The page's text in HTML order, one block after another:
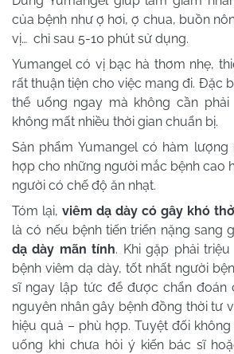
của bệnh như ợ hơi, ợ chua, buồn
vị… chỉ sau 5-10 phút sử dụng.
Yumangel có vị bạc hà thơm nhẹ,
rất thuận tiện cho việc mang đi. Đặc
thể uống ngay mà không cần
không mất nhiều thời gian chuẩn bị.
Sản phẩm Yumangel có hàm lượng
hợp cho những người mắc bệnh cao
người có chế độ ăn nhạt.
Tóm lại, viêm dạ dày có gây khó
là có nếu bệnh tiến triển nặng sang
dạ dày mãn tính. Khi gặp phải
bệnh viêm dạ dày, tốt nhất người
sĩ ngay lập tức để được chẩn đoán
nguyên nhân gây bệnh đồng thời tư
hiệu quả – phù hợp. Tuyệt đối
uống khi chưa hỏi ý kiến bác sĩ